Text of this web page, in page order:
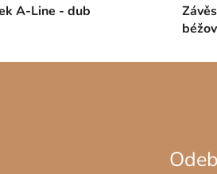
A-Line - dub